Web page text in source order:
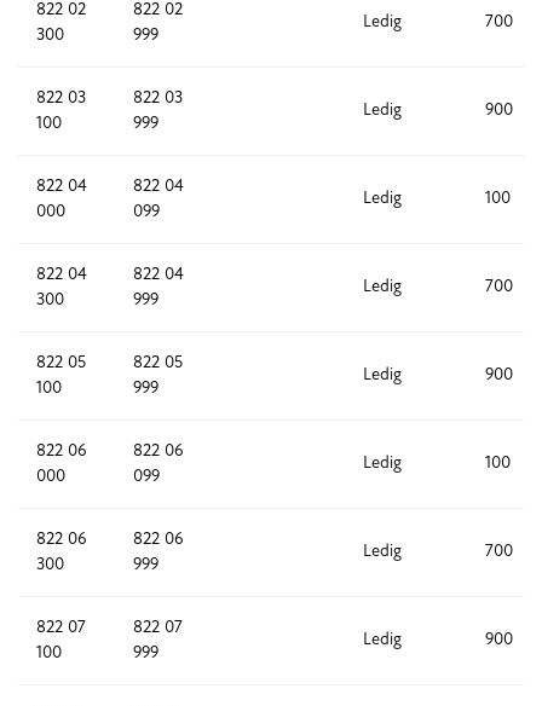
822 02
300
822 02
999
Ledig 700
822 03
100
822 03
999
Ledig 900
822 04
000
822 04
099
Ledig 100
822 04
300
822 04
999
Ledig 700
822 05
100
822 05
999
Ledig 900
822 06
000
822 06
099
Ledig 100
822 06
300
822 06
999
Ledig 700
822 07
100
822 07
999
Ledig 900